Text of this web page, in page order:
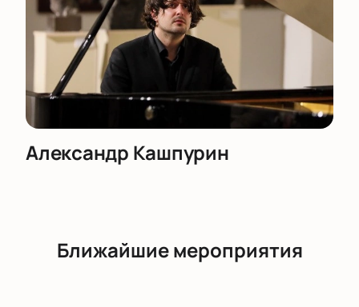
Александр Кашпурин
Ближайшие мероприятия